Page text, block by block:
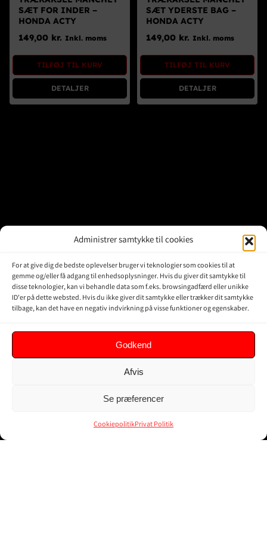
Administrer samtykke til cookies
For at give dig de bedste oplevelser bruger vi teknologier som cookies til at
gemme og/eller få adgang til enhedsoplysninger. Hvis du giver dit samtykke til
disse teknologier, kan vi behandle data som f.eks. browsingadfærd eller unikke
ID'er på dette websted. Hvis du ikke giver dit samtykke eller trækker dit samtykke
tilbage, kan det have en negativ indvirkning på visse funktioner og egenskaber.
Godkend
Afvis
Se præferencer
CookiepolitikPrivat Politik
Brugte Dele
SÆT FOR INDER –
HONDA ACTY
149,00 kr. Inkl. moms
TILFØJ TIL KURV
DETALJER
SÆT YDERSTE BAG –
HONDA ACTY
149,00 kr. Inkl. moms
TILFØJ TIL KURV
DETALJER
DENMARK
Online shop
Vores Mærker
KUNDER